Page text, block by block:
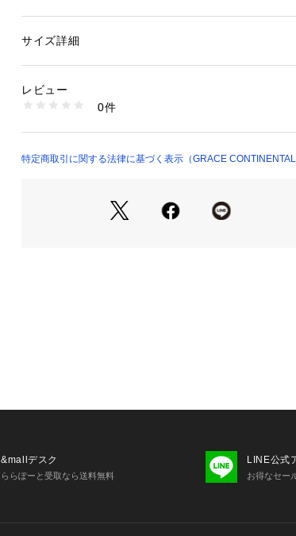
ろんのこと、ボタンを深く開けて素肌を覗かせたり
楽しめる一本をどうぞお見逃しなく。
ます。実際の商品と仕様、加工、サイズが若干異な
性別：レディース
洗濯：40℃まで手洗い可 漂白不可 タンブル乾燥不可 アイロン
20℃まで 弱いドライクリーニング（石油系）可
い
0324417115 （ショップ）
サイズ詳細
レビュー
0件
特定商取引に関する法律に基づく表示（GRACE CONTINENTAL
&mallデスク
ららぽーと受取なら送料無料
LINE公式
お得なセー